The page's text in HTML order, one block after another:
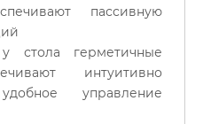
пассивную
стола герметичные
интуитивно
управление